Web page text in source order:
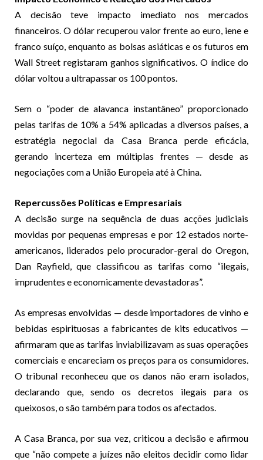
A decisão teve impacto imediato nos mercados
financeiros. O dólar recuperou valor frente ao euro, iene e
franco suíço, enquanto as bolsas asiáticas e os futuros em
Wall Street registaram ganhos significativos. O índice do
dólar voltou a ultrapassar os 100 pontos.
Sem o “poder de alavanca instantâneo” proporcionado
pelas tarifas de 10% a 54% aplicadas a diversos países, a
estratégia negocial da Casa Branca perde eficácia,
gerando incerteza em múltiplas frentes — desde as
negociações com a União Europeia até à China.
Repercussões Políticas e Empresariais
A decisão surge na sequência de duas acções judiciais
movidas por pequenas empresas e por 12 estados norte-
americanos, liderados pelo procurador-geral do Oregon,
Dan Rayfield, que classificou as tarifas como “ilegais,
imprudentes e economicamente devastadoras”.
As empresas envolvidas — desde importadores de vinho e
bebidas espirituosas a fabricantes de kits educativos —
afirmaram que as tarifas inviabilizavam as suas operações
comerciais e encareciam os preços para os consumidores.
O tribunal reconheceu que os danos não eram isolados,
declarando que, sendo os decretos ilegais para os
queixosos, o são também para todos os afectados.
A Casa Branca, por sua vez, criticou a decisão e afirmou
que “não compete a juízes não eleitos decidir como lidar